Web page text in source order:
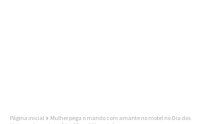
Página inicial
Mulher pega o marido com amante no motel no Dia dos